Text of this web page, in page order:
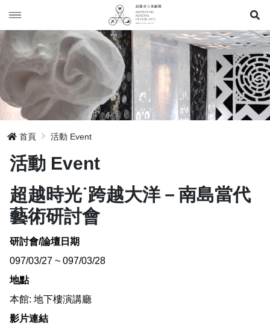
年表 Timeline
展覽 Exhibition
歷年展覽 Exhibition
典藏Collection
活動 Event
網站地圖
首頁 活動 Event
活動 Event
超越時光˙跨越大洋－南島當代
藝術研討會
研討會/論壇日期
097/03/27 ~ 097/03/28
地點
本館: 地下樓演講廳
影片連結